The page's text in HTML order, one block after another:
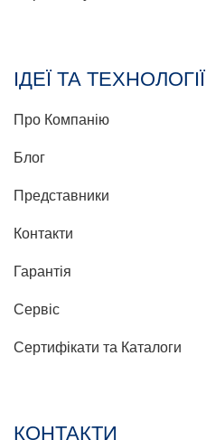
ІДЕЇ ТА ТЕХНОЛОГІЇ
Про Компанію
Блог
Представники
Контакти
Гарантія
Сервіс
Сертифікати та Каталоги
КОНТАКТИ